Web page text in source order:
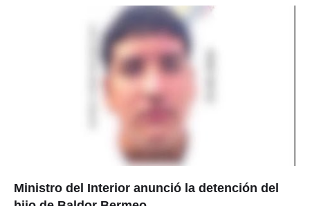
Ministro del Interior anunció la detención del